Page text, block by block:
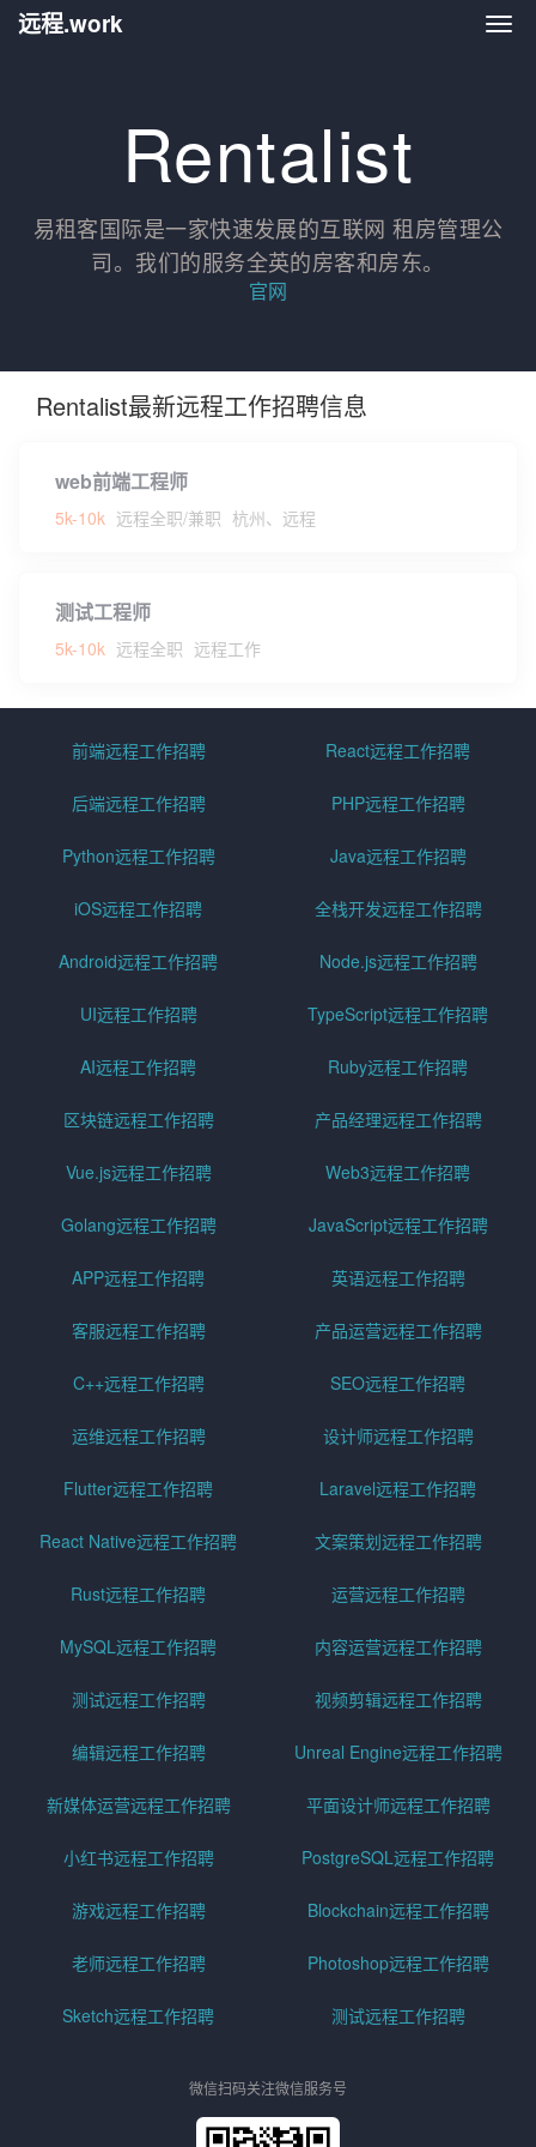
远
远程.work
Rentalist
易租客国际是一家快速发展的互联网 租房管理公
司。我们的服务全英的房客和房东。
官网
Rentalist最新远程工作招聘信息
web前端工程师
5k-10k 远程全职/兼职 杭州、远程
测试工程师
5k-10k 远程全职 远程工作
前端远程工作招聘 React远程工作招聘
后端远程工作招聘 PHP远程工作招聘
Python远程工作招聘 Java远程工作招聘
iOS远程工作招聘 全栈开发远程工作招聘
Android远程工作招聘 Node.js远程工作招聘
UI远程工作招聘 TypeScript远程工作招聘
AI远程工作招聘 Ruby远程工作招聘
区块链远程工作招聘 产品经理远程工作招聘
Vue.js远程工作招聘 Web3远程工作招聘
Golang远程工作招聘 JavaScript远程工作招聘
APP远程工作招聘 英语远程工作招聘
客服远程工作招聘 产品运营远程工作招聘
C++远程工作招聘 SEO远程工作招聘
运维远程工作招聘 设计师远程工作招聘
Flutter远程工作招聘 Laravel远程工作招聘
React Native远程工作招聘 文案策划远程工作招聘
Rust远程工作招聘 运营远程工作招聘
MySQL远程工作招聘 内容运营远程工作招聘
测试远程工作招聘 视频剪辑远程工作招聘
编辑远程工作招聘 Unreal Engine远程工作招聘
新媒体运营远程工作招聘 平面设计师远程工作招聘
小红书远程工作招聘 PostgreSQL远程工作招聘
游戏远程工作招聘 Blockchain远程工作招聘
老师远程工作招聘 Photoshop远程工作招聘
Sketch远程工作招聘 测试远程工作招聘
微信扫码关注微信服务号